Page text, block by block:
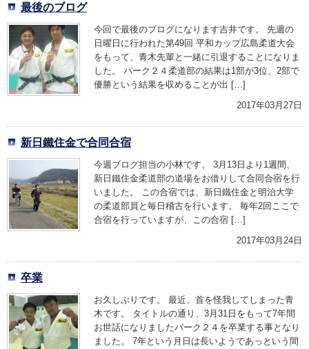
最後のブログ
今回で最後のブログになります吉井です。 先週の
日曜日に行われた第49回 平和カップ広島柔道大会
をもって、青木先輩と一緒に引退することになりま
した。 パーク２４柔道部の結果は1部が3位、2部で
優勝という結果を収めることが出 […]
2017年03月27日
新日鐵住金で合同合宿
今週ブログ担当の小林です。 3月13日より1週間、
新日鐵住金柔道部の道場をお借りして合同合宿を行
いました。 この合宿では、新日鐵住金と明治大学
の柔道部員と毎日稽古を行います。 毎年2回ここで
合宿を行っていますが、この合宿 […]
2017年03月24日
卒業
お久しぶりです。 最近、首を怪我してしまった青
木です。 タイトルの通り、3月31日をもって7年間
お世話になりましたパーク２４を卒業する事となり
ました。 7年という月日は長いようであっという間